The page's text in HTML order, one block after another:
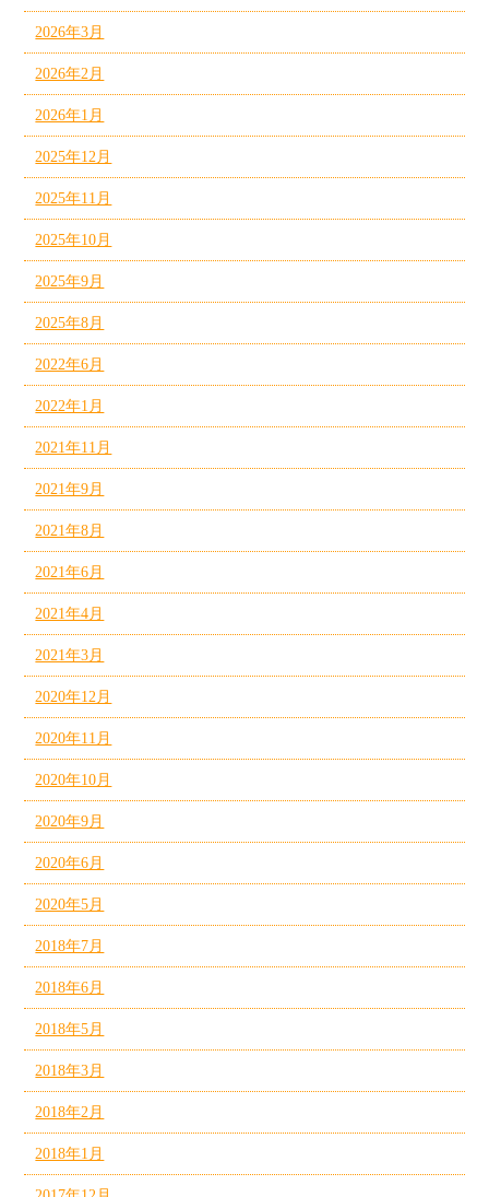
2026年3月
2026年2月
2026年1月
2025年12月
2025年11月
2025年10月
2025年9月
2025年8月
2022年6月
2022年1月
2021年11月
2021年9月
2021年8月
2021年6月
2021年4月
2021年3月
2020年12月
2020年11月
2020年10月
2020年9月
2020年6月
2020年5月
2018年7月
2018年6月
2018年5月
2018年3月
2018年2月
2018年1月